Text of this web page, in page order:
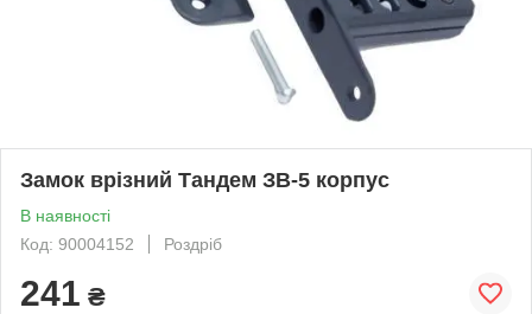
Замок врізний Тандем ЗВ-5 корпус
В наявності
Код: 90004152
Роздріб
241 ₴